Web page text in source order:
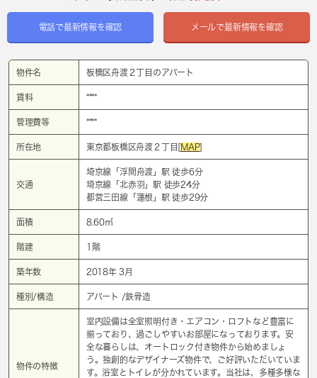
電話で最新情報を確認 メールで最新情報を確認
物件名 板橋区舟渡２丁目のアパート
賃料 ****
管理費等 ****
所在地 東京都板橋区舟渡２丁目[MAP]
交通
埼京線「 浮間舟渡 」駅 徒歩6分
埼京線「 北赤羽 」駅 徒歩24分
都営三田線「 蓮根 」駅 徒歩29分
面積 8.60㎡
階建 1階
築年数 2018年 3月
種別/構造 アパート /鉄骨造
物件の特徴
室内設備は全室照明付き・エアコン・ロフトなど豊富に
揃っており、過ごしやすいお部屋になっております。安
全な暮らしは、オートロック付き物件から始めましょ
う。独創的なデザイナーズ物件で、ご好評いただいていま
す。浴室とトイレが分かれています。当社は、多種多様な